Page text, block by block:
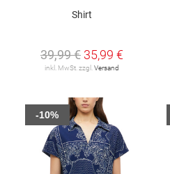
Shirt
39,99 € 35,99 €
inkl. MwSt. zzgl. Versand
-10%